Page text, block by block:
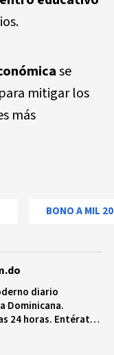
se
mitigar los
más
BONO A MIL
diario
Dominicana.
24 horas. Entérate
importantes a
videos y fotos